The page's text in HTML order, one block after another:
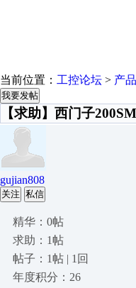
当前位置： 工控论坛 > 产品
我要发帖
【求助】西门子
gujian808
关注 私信
精华：0帖
求助：1帖
帖子：1帖 | 1回
年度积分：26